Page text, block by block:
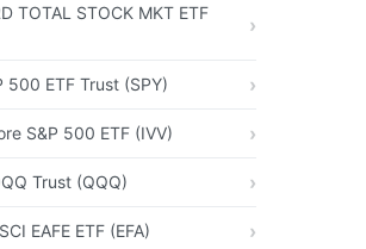
TOTAL STOCK MKT ETF
500 ETF Trust (SPY)
S&P 500 ETF (IVV)
Trust (QQQ)
EAFE ETF (EFA)